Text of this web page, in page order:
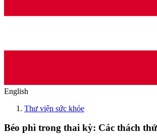
English
Thư viện sức khỏe
Béo phì trong thai kỳ: Các thách